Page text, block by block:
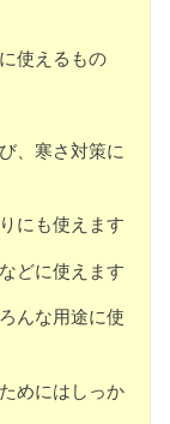
使えるもの
、寒さ対策に
にも使えます
どに使えます
んな用途に使
めにはしっか